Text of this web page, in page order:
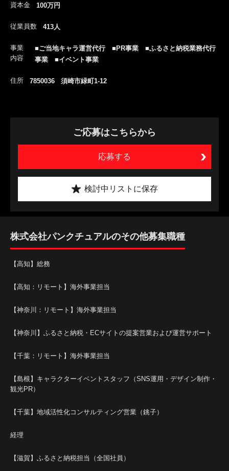
資本金 100万円
従業員数 413人
事業
内容
■ご当地キャラ運営代行 ■PR事業 ■ふるさと納税業務代行
事業 ■イベント事業
住所 7850036 須崎市緑町1-12
ご応募はこちらから
応募する
検討中リストに保存
株式会社パンクチュアルのその他募集職種
【高知】総務
【高知：リモート】海外事業担当
【神奈川：リモート】海外事業担当
【神奈川】ふるさと納税・ECサイトの提案営業および運営サポート
【千葉：リモート】海外事業担当
【島根】キャラクターイベントスタッフ（SNS運用・デザイン制作・
観光PR）
【千葉】地域活性化コンサルティング営業（銚子）
経理
【滋賀】ふるさと納税担当（全国社員）